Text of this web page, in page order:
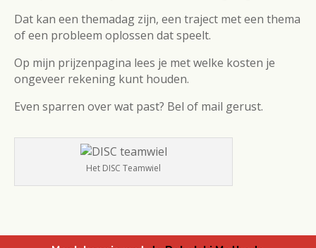
Dat kan een themadag zijn, een traject met een thema
of een probleem oplossen dat speelt.
Op mijn prijzenpagina lees je met welke kosten je
ongeveer rekening kunt houden.
Even sparren over wat past? Bel of mail gerust.
Het DISC Teamwiel